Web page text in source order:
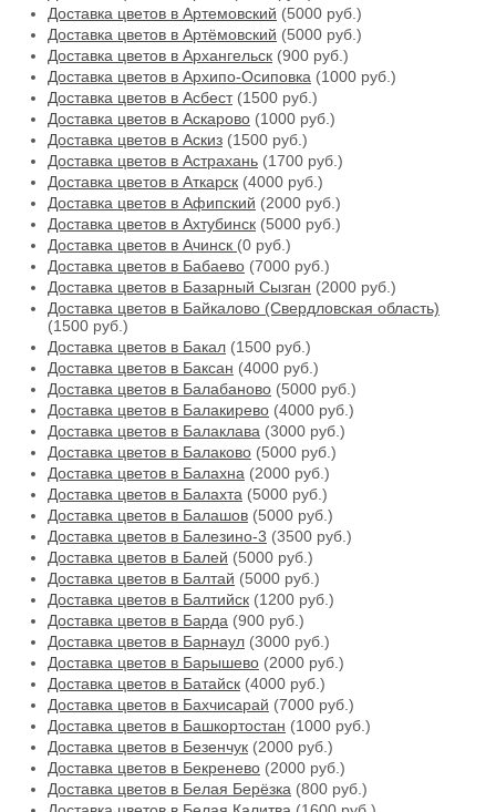
Доставка цветов в Артемовский (5000 руб.)
Доставка цветов в Артёмовский (5000 руб.)
Доставка цветов в Архангельск (900 руб.)
Доставка цветов в Архипо-Осиповка (1000 руб.)
Доставка цветов в Асбест(1500 руб.)
Доставка цветов в Аскарово (1000 руб.)
Доставка цветов в Аскиз (1500 руб.)
Доставка цветов в Астрахань (1700 руб.)
Доставка цветов в Аткарск (4000 руб.)
Доставка цветов в Афипский (2000 руб.)
Доставка цветов в Ахтубинск (5000 руб.)
Доставка цветов в Ачинск (0 руб.)
Доставка цветов в Бабаево (7000 руб.)
Доставка цветов в Базарный Сызган (2000 руб.)
Доставка цветов в Байкалово (Свердловская область)
(1500 руб.)
Доставка цветов в Бакал (1500 руб.)
Доставка цветов в Баксан (4000 руб.)
Доставка цветов в Балабаново (5000 руб.)
Доставка цветов в Балакирево (4000 руб.)
Доставка цветов в Балаклава (3000 руб.)
Доставка цветов в Балаково (5000 руб.)
Доставка цветов в Балахна (2000 руб.)
Доставка цветов в Балахта (5000 руб.)
Доставка цветов в Балашов (5000 руб.)
Доставка цветов в Балезино-3 (3500 руб.)
Доставка цветов в Балей (5000 руб.)
Доставка цветов в Балтай (5000 руб.)
Доставка цветов в Балтийск (1200 руб.)
Доставка цветов в Барда (900 руб.)
Доставка цветов в Барнаул (3000 руб.)
Доставка цветов в Барышево (2000 руб.)
Доставка цветов в Батайск (4000 руб.)
Доставка цветов в Бахчисарай (7000 руб.)
Доставка цветов в Башкортостан (1000 руб.)
Доставка цветов в Безенчук (2000 руб.)
Доставка цветов в Бекренево (2000 руб.)
Доставка цветов в Белая Берёзка (800 руб.)